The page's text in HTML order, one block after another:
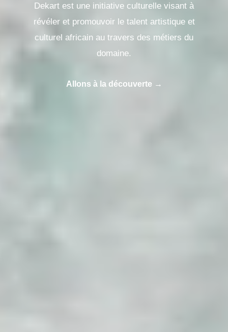
Dekart est une initiative culturelle visant à
révéler et promouvoir le talent artistique et
culturel africain au travers des métiers du
domaine.
Allons à la découverte →